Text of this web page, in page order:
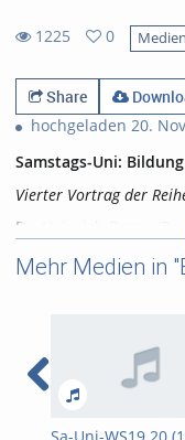
1225
views
0
favorites
Share
hochgeladen 20.
Samstags-Uni:
Vierter Vortrag der
Dr. Heinrich Bosse
Die
Referent/in:
Mehr Medien in